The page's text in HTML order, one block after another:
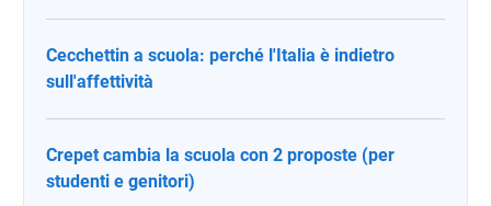
Cecchettin a scuola: perché l'Italia è indietro
sull'affettività
Crepet cambia la scuola con 2 proposte (per
studenti e genitori)